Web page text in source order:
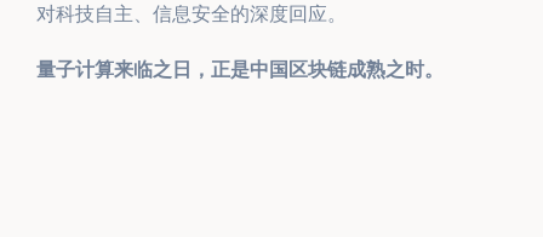
对科技自主、信息安全的深度回应。
量子计算来临之日，正是中国区块链成熟之时。